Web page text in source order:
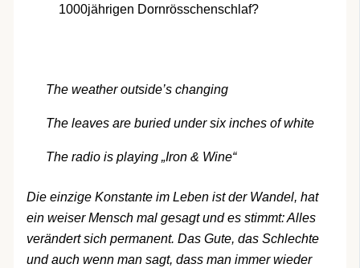
1000jährigen Dornrösschenschlaf?
The weather outside’s changing
The leaves are buried under six inches of white
The radio is playing „Iron & Wine“
Die einzige Konstante im Leben ist der Wandel, hat
ein weiser Mensch mal gesagt und es stimmt: Alles
verändert sich permanent. Das Gute, das Schlechte
und auch wenn man sagt, dass man immer wieder